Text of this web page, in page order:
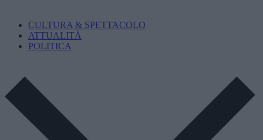
CULTURA & SPETTACOLO
ATTUALITÀ
POLITICA